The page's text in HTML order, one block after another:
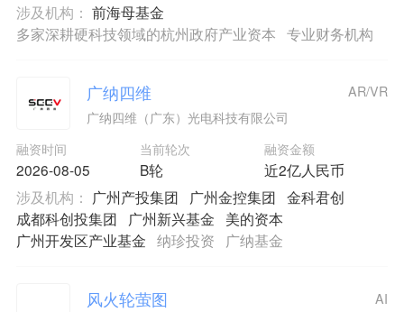
涉及机构： 前海母基金
多家深耕硬科技领域的杭州政府产业资本 专业财务机构
广纳四维
广纳四维（广东）光电科技有限公司
融资时间
2026-08-05
当前轮次
B轮
融资金额
近2亿人民币
AR/VR
涉及机构： 广州产投集团 广州金控集团 金科君创
成都科创投集团
广州新兴基金
美的资本
广州开发区产业基金 纳珍投资 广纳基金
风火轮萤图 AI